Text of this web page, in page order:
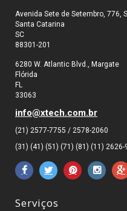
Avenida Sete de Setembro, 776,
Santa Catarina
SC
88301-201
6280 W. Atlantic Blvd., Margate
Flórida
FL
33063
info@xtech.com.br
(21) 2577-7755 / 2578-2060
(31) (41) (51) (71) (81) (11) 2626-
Serviços